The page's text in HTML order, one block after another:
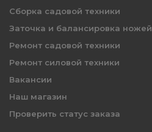
Сборка садовой техники
Заточка и балансировка ножей
Ремонт садовой техники
Ремонт силовой техники
Вакансии
Наш магазин
Проверить статус заказа